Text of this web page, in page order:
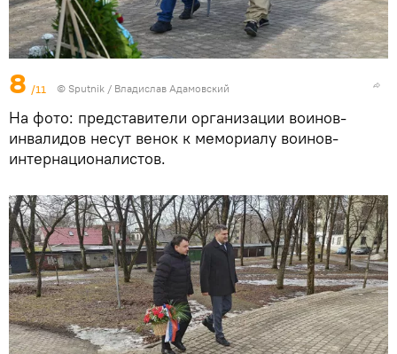
8 /11 © Sputnik / Владислав Адамовский
На фото: представители организации воинов-
инвалидов несут венок к мемориалу воинов-
интернационалистов.